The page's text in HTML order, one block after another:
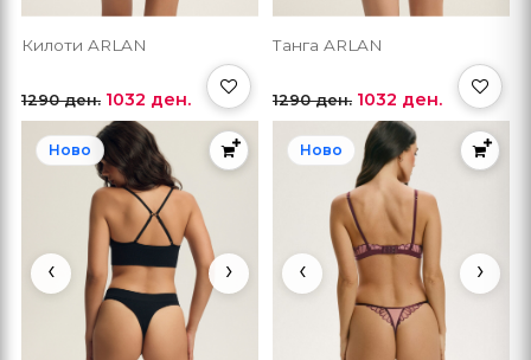
Килоти ARLAN
1290 ден. 1032 ден.
Танга ARLAN
1290 ден. 1032 ден.
‹ ›
Ново
‹ ›
Ново